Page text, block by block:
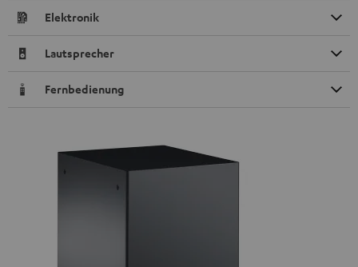
Elektronik
Lautsprecher
Fernbedienung